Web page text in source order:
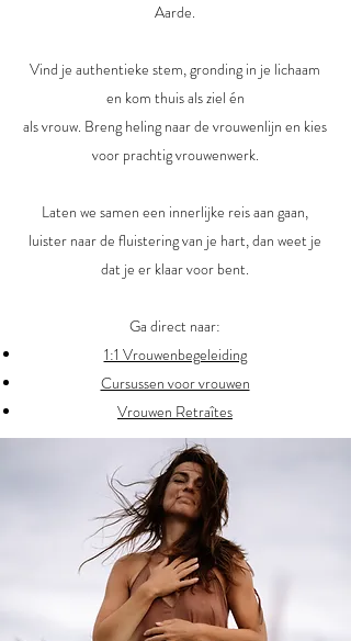
Aarde.
Vind je authentieke stem, gronding in je lichaam
en kom thuis als ziel én
als vrouw. Breng heling naar de vrouwenlijn en kies
voor prachtig vrouwenwerk.​
Laten we samen een innerlijke reis aan gaan,
luister naar de fluistering van je hart, dan weet je
dat je er klaar voor bent.
Ga direct naar:
1:1 Vrouwenbegeleiding
Cursussen voor vrouwen
Vrouwen Retraîtes